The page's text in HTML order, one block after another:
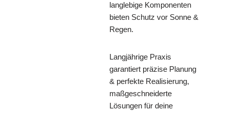
langlebige Komponenten
bieten Schutz vor Sonne &
Regen.
Langjährige Praxis
garantiert präzise Planung
& perfekte Realisierung,
maßgeschneiderte
Lösungen für deine